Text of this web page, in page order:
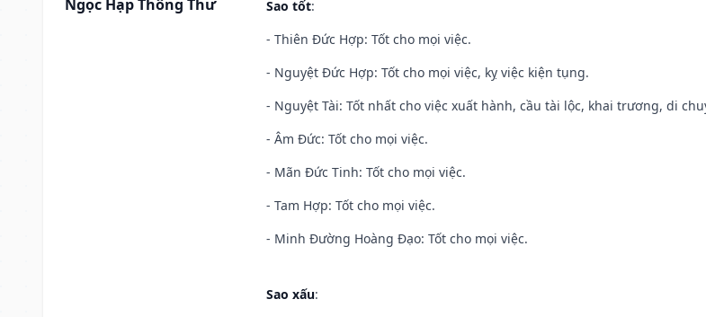
Ngọc Hạp Thông Thư Sao tốt:
- Thiên Đức Hợp: Tốt cho mọi việc.
- Nguyệt Đức Hợp: Tốt cho mọi việc, kỵ việc kiện tụng.
- Nguyệt Tài: Tốt nhất cho việc xuất hành, cầu tài lộc, khai trương, di
- Âm Đức: Tốt cho mọi việc.
- Mãn Đức Tinh: Tốt cho mọi việc.
- Tam Hợp: Tốt cho mọi việc.
- Minh Đường Hoàng Đạo: Tốt cho mọi việc.
Sao xấu: